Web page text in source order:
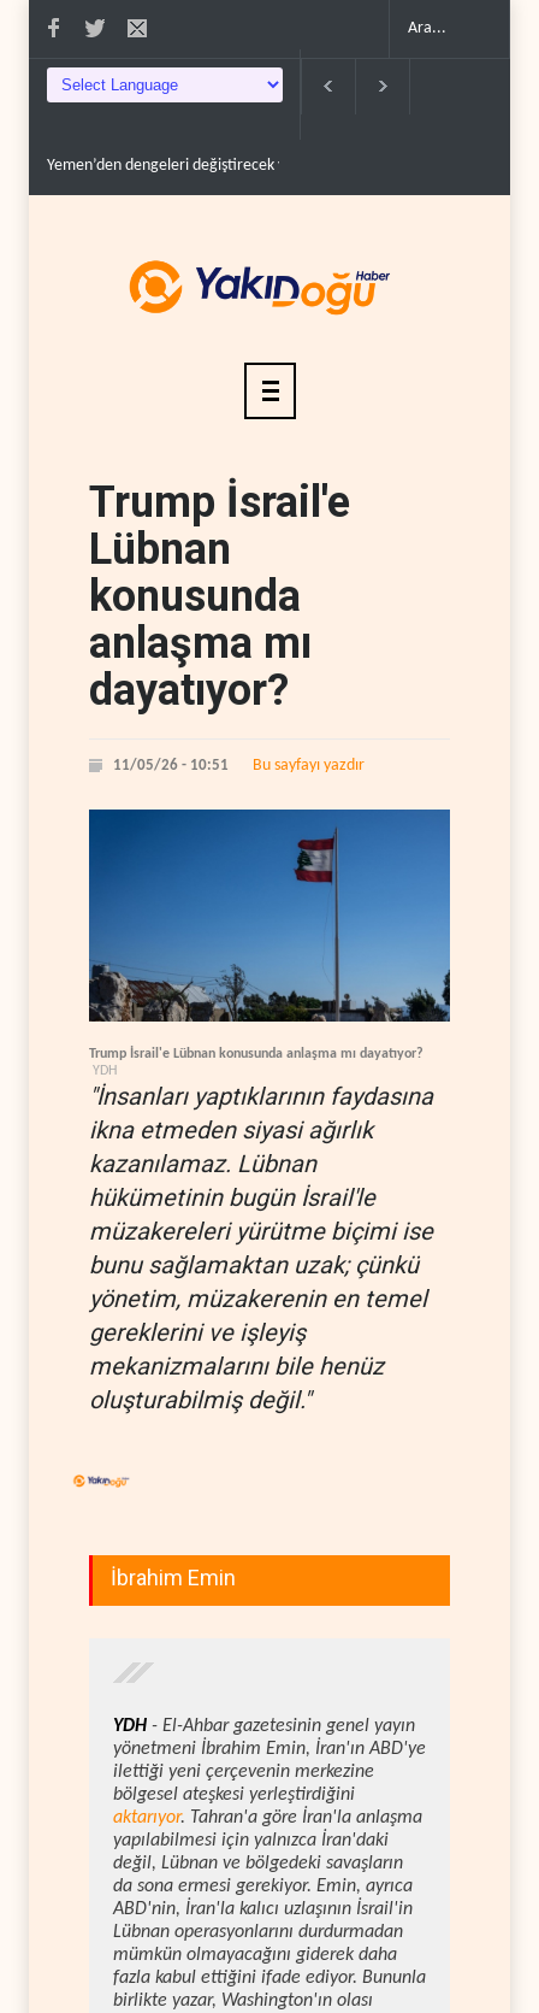
İsrail güçleri Lübnan ordusunu hedef aldı..
Trump İsrail'e
Lübnan
konusunda
anlaşma mı
dayatıyor?
11/05/26 - 10:51 Bu sayfayı yazdır
Trump İsrail'e Lübnan konusunda anlaşma mı dayatıyor?
YDH
"İnsanları yaptıklarının faydasına
ikna etmeden siyasi ağırlık
kazanılamaz. Lübnan
hükümetinin bugün İsrail'le
müzakereleri yürütme biçimi ise
bunu sağlamaktan uzak; çünkü
yönetim, müzakerenin en temel
gereklerini ve işleyiş
mekanizmalarını bile henüz
oluşturabilmiş değil."
İbrahim Emin
YDH - El-Ahbar gazetesinin genel yayın
yönetmeni İbrahim Emin, İran'ın ABD'ye
ilettiği yeni çerçevenin merkezine
bölgesel ateşkesi yerleştirdiğini
aktarıyor. Tahran'a göre İran'la anlaşma
yapılabilmesi için yalnızca İran'daki
değil, Lübnan ve bölgedeki savaşların
da sona ermesi gerekiyor. Emin, ayrıca
ABD'nin, İran'la kalıcı uzlaşının İsrail'in
Lübnan operasyonlarını durdurmadan
mümkün olmayacağını giderek daha
fazla kabul ettiğini ifade ediyor. Bununla
birlikte yazar, Washington'ın olası